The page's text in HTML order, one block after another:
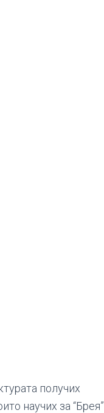
получих
научих за “Брея”.